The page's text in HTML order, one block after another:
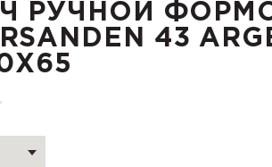
РУЧНОЙ
43